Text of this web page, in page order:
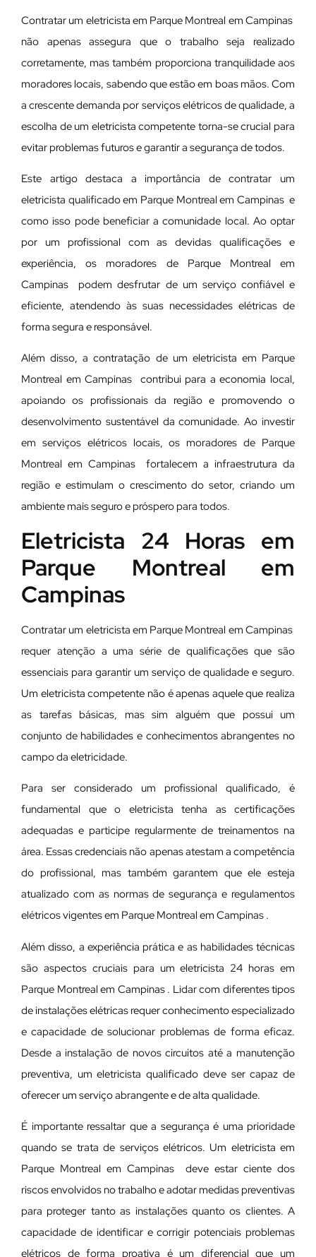
Contratar um eletricista em Parque Montreal em Campinas
não apenas assegura que o trabalho seja realizado
corretamente, mas também proporciona tranquilidade aos
moradores locais, sabendo que estão em boas mãos. Com
a crescente demanda por serviços elétricos de qualidade, a
escolha de um eletricista competente torna-se crucial para
evitar problemas futuros e garantir a segurança de todos.
Este artigo destaca a importância de contratar um
eletricista qualificado em Parque Montreal em Campinas e
como isso pode beneficiar a comunidade local. Ao optar
por um profissional com as devidas qualificações e
experiência, os moradores de Parque Montreal em
Campinas podem desfrutar de um serviço confiável e
eficiente, atendendo às suas necessidades elétricas de
forma segura e responsável.
Além disso, a contratação de um eletricista em Parque
Montreal em Campinas contribui para a economia local,
apoiando os profissionais da região e promovendo o
desenvolvimento sustentável da comunidade. Ao investir
em serviços elétricos locais, os moradores de Parque
Montreal em Campinas fortalecem a infraestrutura da
região e estimulam o crescimento do setor, criando um
ambiente mais seguro e próspero para todos.
Eletricista 24 Horas em
Parque Montreal em
Campinas
Contratar um eletricista em Parque Montreal em Campinas
requer atenção a uma série de qualificações que são
essenciais para garantir um serviço de qualidade e seguro.
Um eletricista competente não é apenas aquele que realiza
as tarefas básicas, mas sim alguém que possui um
conjunto de habilidades e conhecimentos abrangentes no
campo da eletricidade.
Para ser considerado um profissional qualificado, é
fundamental que o eletricista tenha as certificações
adequadas e participe regularmente de treinamentos na
área. Essas credenciais não apenas atestam a competência
do profissional, mas também garantem que ele esteja
atualizado com as normas de segurança e regulamentos
elétricos vigentes em Parque Montreal em Campinas .
Além disso, a experiência prática e as habilidades técnicas
são aspectos cruciais para um eletricista 24 horas em
Parque Montreal em Campinas . Lidar com diferentes tipos
de instalações elétricas requer conhecimento especializado
e capacidade de solucionar problemas de forma eficaz.
Desde a instalação de novos circuitos até a manutenção
preventiva, um eletricista qualificado deve ser capaz de
oferecer um serviço abrangente e de alta qualidade.
É importante ressaltar que a segurança é uma prioridade
quando se trata de serviços elétricos. Um eletricista em
Parque Montreal em Campinas deve estar ciente dos
riscos envolvidos no trabalho e adotar medidas preventivas
para proteger tanto as instalações quanto os clientes. A
capacidade de identificar e corrigir potenciais problemas
elétricos de forma proativa é um diferencial que um